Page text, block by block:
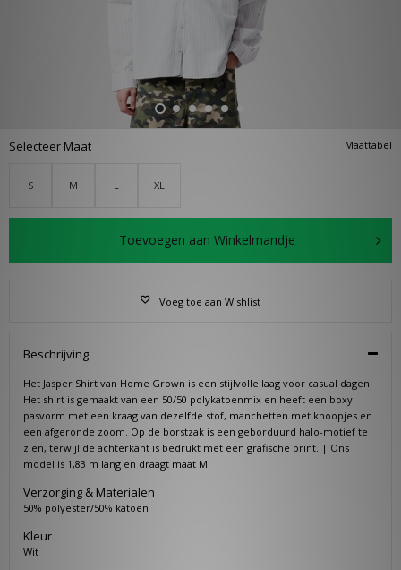
Maattabel
Selecteer Maat
S M L XL
Toevoegen aan Winkelmandje
Voeg toe aan Wishlist
Beschrijving
Het Jasper Shirt van Home Grown is een stijlvolle laag voor casual dagen.
Het shirt is gemaakt van een 50/50 polykatoenmix en heeft een boxy
pasvorm met een kraag van dezelfde stof, manchetten met knoopjes en
een afgeronde zoom. Op de borstzak is een geborduurd halo-motief te
zien, terwijl de achterkant is bedrukt met een grafische print. | Ons
model is 1,83 m lang en draagt maat M.
Verzorging & Materialen
50% polyester/50% katoen
Kleur
Wit